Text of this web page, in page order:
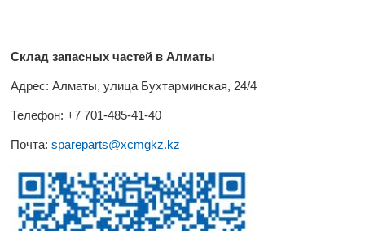
Склад запасных частей в Алматы
Адрес: Алматы, улица Бухтарминская, 24/4
Телефон: +7 701-485-41-40
Почта:spareparts@xcmgkz.kz